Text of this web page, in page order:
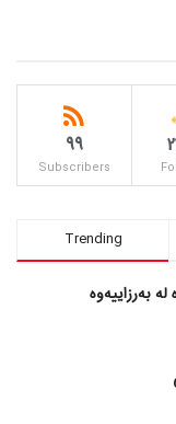
99
Subscribers
Trending
بەرزاییەوە